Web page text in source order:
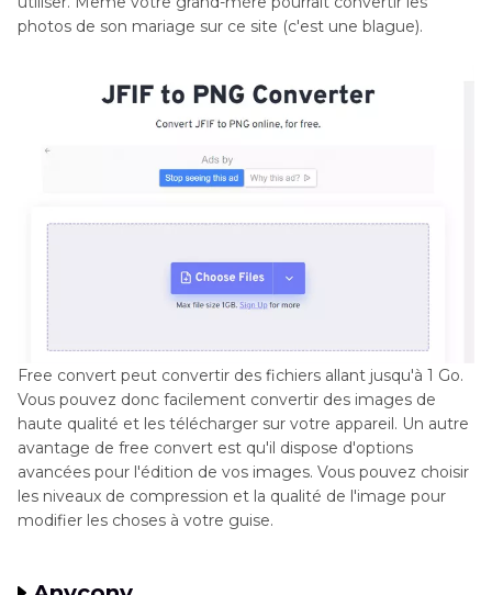
photos de son mariage sur ce site (c'est une blague).
Free convert peut convertir des fichiers allant jusqu'à 1 Go.
Vous pouvez donc facilement convertir des images de
haute qualité et les télécharger sur votre appareil. Un autre
avantage de free convert est qu'il dispose d'options
avancées pour l'édition de vos images. Vous pouvez choisir
les niveaux de compression et la qualité de l'image pour
modifier les choses à votre guise.